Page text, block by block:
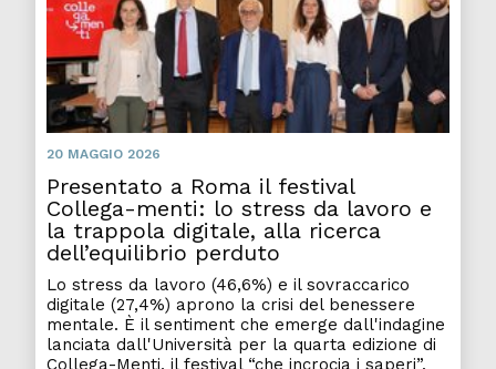
20 MAGGIO 2026
Presentato a Roma il festival
Collega-menti: lo stress da lavoro e
la trappola digitale, alla ricerca
dell’equilibrio perduto
Lo stress da lavoro (46,6%) e il sovraccarico
digitale (27,4%) aprono la crisi del benessere
mentale. È il sentiment che emerge dall'indagine
lanciata dall'Università per la quarta edizione di
Collega-Menti, il festival “che incrocia i saperi”.